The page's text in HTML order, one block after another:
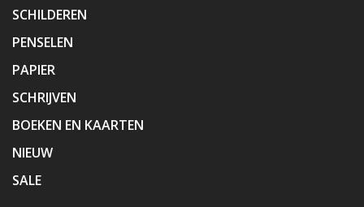
SCHILDEREN
PENSELEN
PAPIER
SCHRIJVEN
BOEKEN EN KAARTEN
NIEUW
SALE